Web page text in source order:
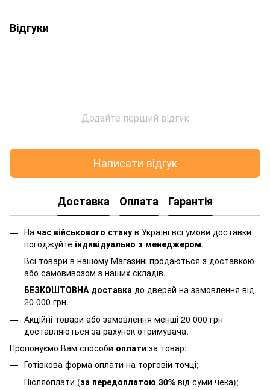
Відгуки
Додайте перший відгук
Написати відгук
Доставка Оплата Гарантія
На час військового стану в Україні всі умови доставки
погоджуйте індивідуально з менеджером.
Всі товари в нашому Магазині продаються з доставкою
або самовивозом з наших складів.
БЕЗКОШТОВНА доставка до дверей на замовлення від
20 000 грн.
Акційні товари або замовлення менші 20 000 грн
доставляються за рахунок отримувача.
Пропонуємо Вам способи оплати за товар:
Готівкова форма оплати на торговій точці;
Післяоплати (за передоплатою 30% від суми чека);